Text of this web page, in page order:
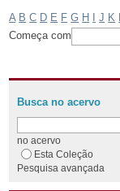
A B C D E F G H J K
Começa com
Busca no acervo
no acervo
Esta Coleção
Pesquisa avançada